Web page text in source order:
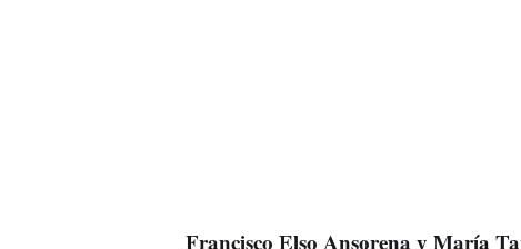
Francisco Elso Ansorena y María